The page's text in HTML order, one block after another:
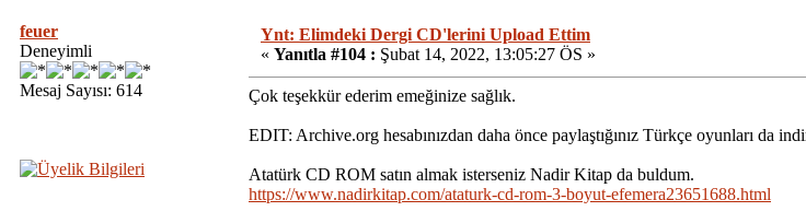
feuer
Deneyimli
Mesaj Sayısı: 614
Ynt: Elimdeki Dergi CD'lerini Upload Ettim
« Yanıtla #104 : Şubat 14, 2022, 13:05:27 ÖS »
Çok teşekkür ederim emeğinize sağlık.
EDIT: Archive.org hesabınızdan daha önce paylaştığınız Türkçe oyunları da
Atatürk CD ROM satın almak isterseniz Nadir Kitap da buldum.
https://www.nadirkitap.com/ataturk-cd-rom-3-boyut-efemera23651688.html